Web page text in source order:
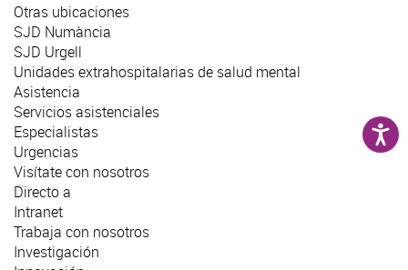
Otras ubicaciones
SJD Numància
SJD Urgell
Unidades extrahospitalarias de salud mental
Asistencia
Servicios asistenciales
Especialistas
Urgencias
Visítate con nosotros
Directo a
Intranet
Trabaja con nosotros
Investigación